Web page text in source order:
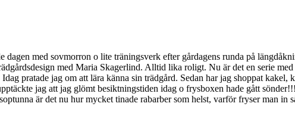
med sovmorron o lite träningsverk efter gårdagens runda på
med Maria Skagerlind. Alltid lika roligt. Nu är det en serie
pratade jag om att lära känna sin trädgård. Sedan har jag shoppat
jag att jag glömt besiktningstiden idag o frysboxen hade gått
är det nu hur mycket tinade rabarber som helst, varför fryser man